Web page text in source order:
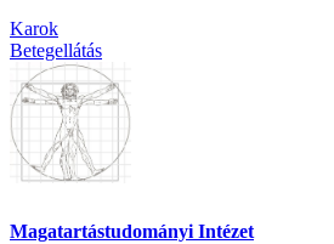
Karok
Betegellátás
Magatartástudományi Intézet